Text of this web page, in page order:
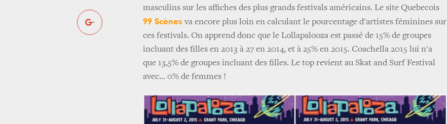
masculins sur les affiches des plus grands festivals américains. Le site Quebecois
99 Scènes va encore plus loin en calculant le pourcentage d'artistes féminines sur
ces festivals. On apprend donc que le Lollapalooza est passé de 15% de groupes
incluant des filles en 2013 à 27 en 2014, et à 25% en 2015. Coachella 2015 lui n'a
que 13,5% de groupes incluant des filles. Le top revient au Skat and Surf Festival
avec... 0% de femmes !